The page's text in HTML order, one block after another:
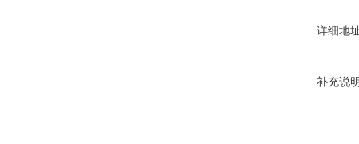
详细地
补充说